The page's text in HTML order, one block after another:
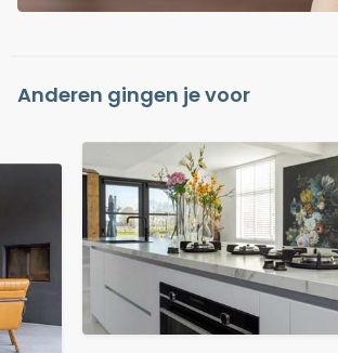
Anderen gingen je voor